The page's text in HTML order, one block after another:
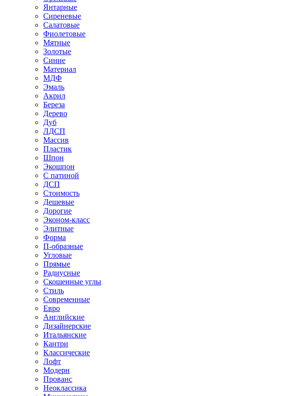
Янтарные
Сиреневые
Салатовые
Фиолетовые
Мятные
Золотые
Синие
Материал
МДФ
Эмаль
Акрил
Береза
Дерево
Дуб
ЛДСП
Массив
Пластик
Шпон
Экошпон
С патиной
ДСП
Стоимость
Дешевые
Дорогие
Эконом-класс
Элитные
Форма
П-образные
Угловые
Прямые
Радиусные
Скошенные углы
Стиль
Современные
Евро
Английские
Дизайнерские
Итальянские
Кантри
Классические
Лофт
Модерн
Прованс
Неоклассика